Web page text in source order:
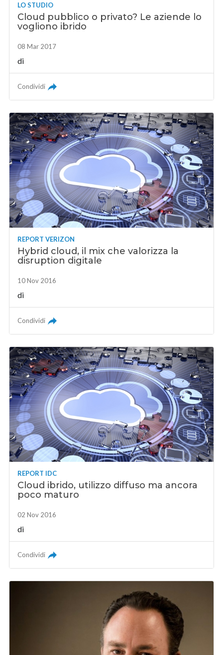
LO STUDIO
Cloud pubblico o privato? Le aziende lo
vogliono ibrido
08 Mar 2017
di
Condividi
REPORT VERIZON
Hybrid cloud, il mix che valorizza la
disruption digitale
10 Nov 2016
di
Condividi
REPORT IDC
Cloud ibrido, utilizzo diffuso ma ancora
poco maturo
02 Nov 2016
di
Condividi